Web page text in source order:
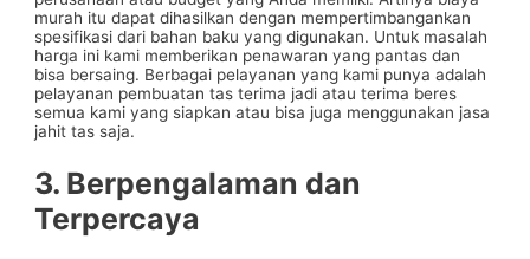
murah itu dapat dihasilkan dengan mempertimbangankan
spesifikasi dari bahan baku yang digunakan. Untuk masalah
harga ini kami memberikan penawaran yang pantas dan
bisa bersaing. Berbagai pelayanan yang kami punya adalah
pelayanan pembuatan tas terima jadi atau terima beres
semua kami yang siapkan atau bisa juga menggunakan jasa
jahit tas saja.
3. Berpengalaman dan
Terpercaya